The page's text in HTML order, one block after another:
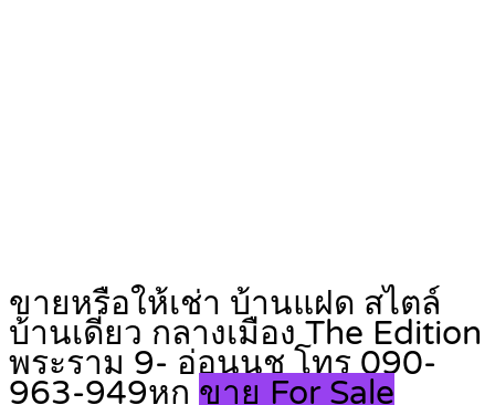
ขายหรือให้เช่า บ้านแฝด สไตล์
บ้านเดี่ยว กลางเมือง The Edition
พระราม 9- อ่อนนุช โทร 090-
963-949หก ขาย For Sale